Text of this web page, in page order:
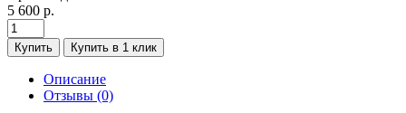
5 600 р.
Купить Купить в 1 клик
Описание
Отзывы (0)